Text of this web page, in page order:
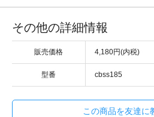
その他の詳細情報
販売価格 4,180円(内税)
型番 cbss185
この商品を友達に